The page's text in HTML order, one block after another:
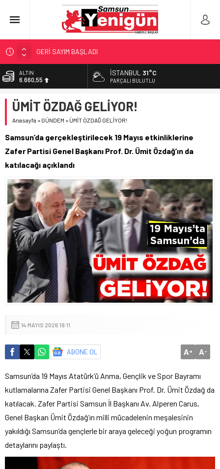
GERİ SAYIM BAŞLADI
SAMSUNSPOR’DA HEDEF 5’İNCİLİK!
‘BAFRA’YA YATIRIM YAPIN!’
YÖNETİCİ SEÇERKEN YAPILAN EN BÜYÜK HATALAR
ALTIN
6.660,55
13.779,39
DOLAR
55,1881
İSTANBUL 31°C
PARÇALI BULUTLU
ÜMİT ÖZDAĞ GELİYOR!
Anasayfa » GÜNDEM » ÜMİT ÖZDAĞ GELİYOR!
Samsun’da gerçekleştirilecek 19 Mayıs etkinliklerine
Zafer Partisi Genel Başkanı Prof. Dr. Ümit Özdağ’ın da
katılacağı açıklandı
14 MAYIS 2026 19:11
ABONE OL A+ A-
Samsun’da 19 Mayıs Atatürk’ü Anma, Gençlik ve Spor Bayramı
kutlamalarına Zafer Partisi Genel Başkanı Prof. Dr. Ümit Özdağ da
katılacak. Zafer Partisi Samsun İl Başkanı Av. Alperen Carus,
Genel Başkan Ümit Özdağ’ın milli mücadelenin meşalesinin
yakıldığı Samsun’da gençlerle bir araya geleceği yoğun programın
detaylarını paylaştı.